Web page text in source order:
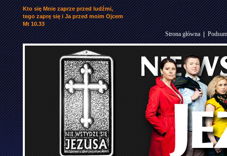
Kto się Mnie zaprze przed ludźmi,
tego zaprę się i Ja przed moim Ojcem
Mt 10.33
Strona główna|